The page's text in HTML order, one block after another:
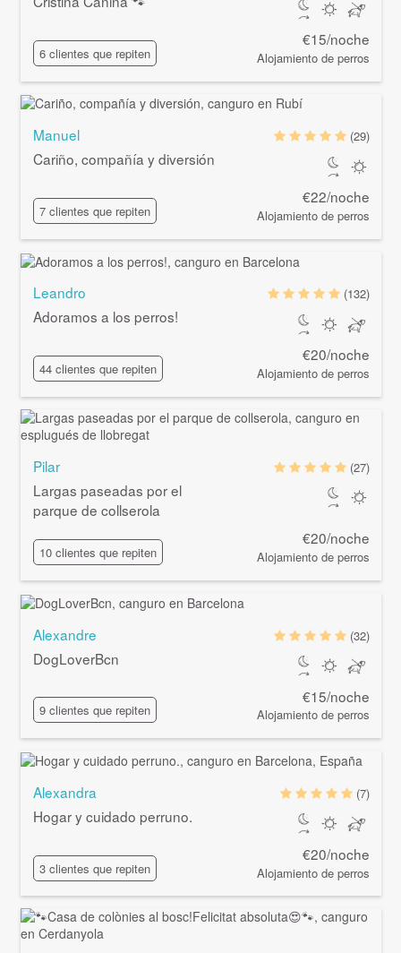
6 clientes que repiten
€15/noche
Alojamiento de perros
Manuel
Cariño, compañía y diversión
7 clientes que repiten
(29)
€22/noche
Alojamiento de perros
Leandro
Adoramos a los perros!
44 clientes que repiten
(132)
€20/noche
Alojamiento de perros
Pilar
Largas paseadas por el
parque de collserola
10 clientes que repiten
(27)
€20/noche
Alojamiento de perros
Alexandre
DogLoverBcn
9 clientes que repiten
(32)
€15/noche
Alojamiento de perros
Alexandra
Hogar y cuidado perruno.
3 clientes que repiten
(7)
€20/noche
Alojamiento de perros